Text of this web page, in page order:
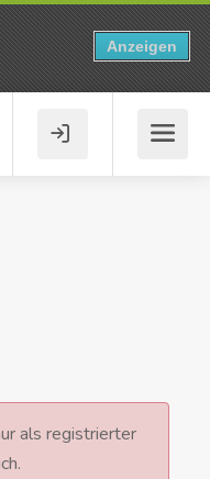
als registrierter
Anzeigen